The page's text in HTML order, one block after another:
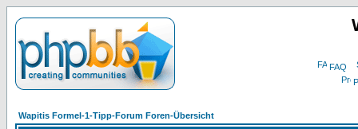
FAQ
Wapitis Formel-1-Tipp-Forum Foren-Übersicht